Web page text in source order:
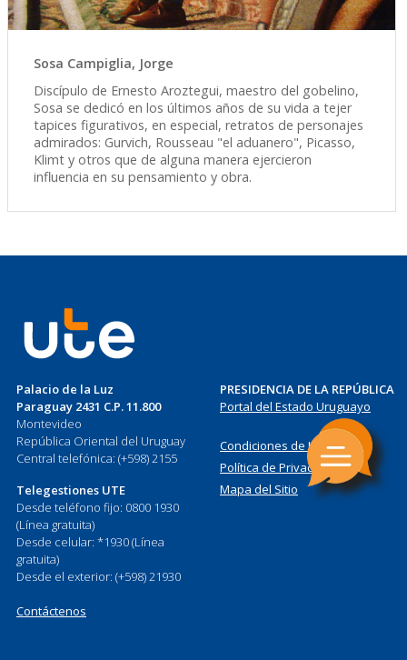
Sosa Campiglia, Jorge
Discípulo de Ernesto Aroztegui, maestro del gobelino,
Sosa se dedicó en los últimos años de su vida a tejer
tapices figurativos, en especial, retratos de personajes
admirados: Gurvich, Rousseau "el aduanero", Picasso,
Klimt y otros que de alguna manera ejercieron
influencia en su pensamiento y obra.
Palacio de la Luz
Paraguay 2431 C.P. 11.800
Montevideo
República Oriental del Uruguay
Central telefónica: (+598) 2155
Telegestiones UTE
Desde teléfono fijo: 0800 1930
(Línea gratuita)
Desde celular: *1930 (Línea
gratuita)
Desde el exterior: (+598) 21930
Contáctenos
PRESIDENCIA DE LA REPÚBLICA
Portal del Estado Uruguayo
Condiciones de Uso
Política de Privacidad
Mapa del Sitio